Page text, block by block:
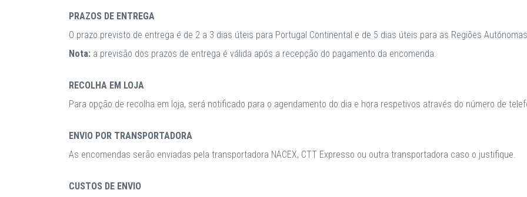
PRAZOS DE ENTREGA
O prazo previsto de entrega é de 2 a 3 dias úteis para Portugal Continental e de 5 dias úteis para as Regiões
Nota: a previsão dos prazos de entrega é válida após a recepção do pagamento da encomenda.
RECOLHA EM LOJA
Para opção de recolha em loja, será notificado para o agendamento do dia e hora respetivos através do número de
ENVIO POR TRANSPORTADORA
As encomendas serão enviadas pela transportadora NACEX, CTT Expresso ou outra transportadora caso o justifique.
CUSTOS DE ENVIO